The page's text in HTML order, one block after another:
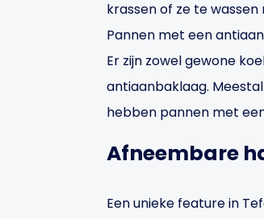
krassen of ze te
Pannen met een
Er zijn zowel gewone
antiaanbaklaag.
hebben pannen met
Afneembare
Een unieke feature in